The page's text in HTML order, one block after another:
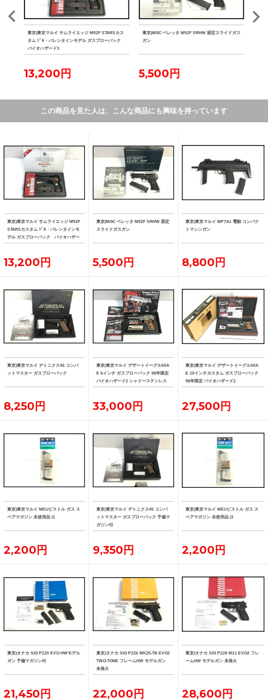
東京)東京マルイ サムライエッジ M92F STARSカス
タム ｼﾞﾙ・バレンタインモデル ガスブローバック
バイオハザード3
13,200円
東京)MGC ベレッタ M92F SRHW 固定スライドガス
ガン
5,500円
この商品を見た人は、こんな商品にも興味を持っています
東京)東京マルイ サムライエッジ M92F
STARSカスタム ｼﾞﾙ・バレンタインモ
デル ガスブローバック バイオハザー
ド3
13,200円
東京)MGC ベレッタ M92F SRHW 固定
スライドガスガン
5,500円
東京)東京マルイ MP7A1 電動 コンパク
トマシンガン
8,800円
東京)東京マルイ デトニクス45 コンバ
ットマスター ガスブローバック
8,250円
東京)東京マルイ デザートイーグル50A
E 6インチ ガスブローバック 98年限定
バイオハザード2 シャドーステンレス
33,000円
東京)東京マルイ デザートイーグル50A
E 10インチカスタム ガスブローバック
98年限定 バイオハザード2
27,500円
東京)東京マルイ MEUピストル ガス ス
ペアマガジン 未使用品 (1
2,200円
東京)東京マルイ デトニクス45 コンバ
ットマスター ガスブローバック 予備マ
ガジン付
9,350円
東京)東京マルイ MEUピストル ガス ス
ペアマガジン 未使用品 (3
2,200円
東京)タナカ SIG P220 EVO HWモデル
ガン 予備マガジン付
21,450円
東京)タナカ SIG P226 MK25-TB EVO2
TWO-TONE フレームHW モデルガン
未発火
22,000円
東京)タナカ SIG P228 M11 EVO2 フレ
ームHW モデルガン 未発火
28,600円